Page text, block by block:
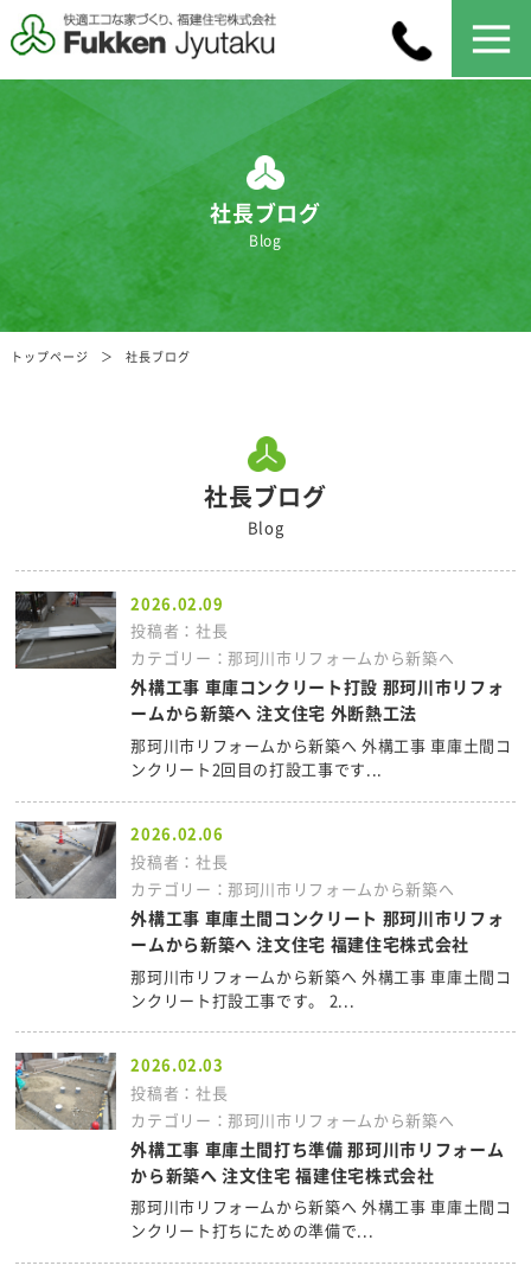
社長ブログ
Blog
トップページ 社長ブログ
社長ブログ
Blog
2026.02.09
投稿者：社長
カテゴリー：那珂川市リフォームから新築へ
外構工事 車庫コンクリート打設 那珂川市リフォ
ームから新築へ 注文住宅 外断熱工法
那珂川市リフォームから新築へ 外構工事 車庫土間コ
ンクリート2回目の打設工事です...
2026.02.06
投稿者：社長
カテゴリー：那珂川市リフォームから新築へ
外構工事 車庫土間コンクリート 那珂川市リフォ
ームから新築へ 注文住宅 福建住宅株式会社
那珂川市リフォームから新築へ 外構工事 車庫土間コ
ンクリート打設工事です。 2...
2026.02.03
投稿者：社長
カテゴリー：那珂川市リフォームから新築へ
外構工事 車庫土間打ち準備 那珂川市リフォーム
から新築へ 注文住宅 福建住宅株式会社
那珂川市リフォームから新築へ 外構工事 車庫土間コ
ンクリート打ちにための準備で...